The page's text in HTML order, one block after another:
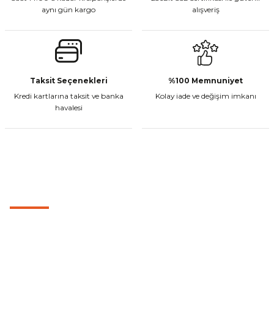
CF Moto 450MT Sol Kumanda Düğmeleri Komple
₺ 2.800,00
aynı gün kargo
alışveriş
Taksit Seçenekleri
Kredi kartlarına taksit ve banka
havalesi
%100 Memnuniyet
Kolay iade ve değişim imkanı